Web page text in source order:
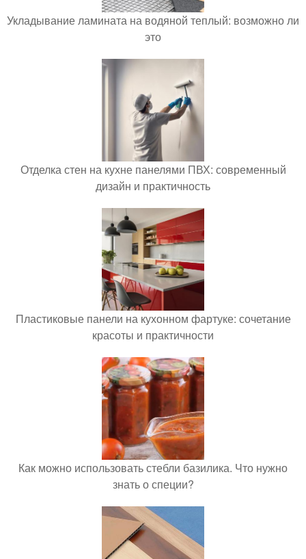
Укладывание ламината на водяной теплый: возможно ли
это
Отделка стен на кухне панелями ПВХ: современный
дизайн и практичность
Пластиковые панели на кухонном фартуке: сочетание
красоты и практичности
Как можно использовать стебли базилика. Что нужно
знать о специи?